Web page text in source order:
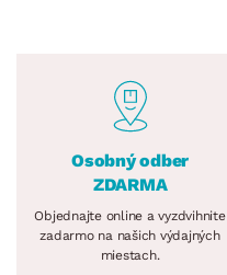
Osobný odber
ZDARMA
Objednajte online a vyzdvihnite
zadarmo na našich výdajných
miestach.